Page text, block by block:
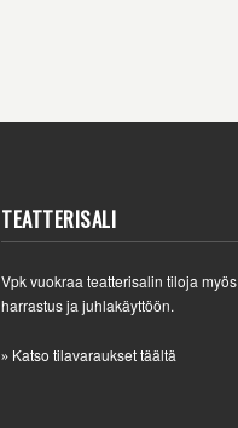
TEATTERISALI
Vpk vuokraa teatterisalin tiloja myös
harrastus ja juhlakäyttöön.
» Katso tilavaraukset täältä